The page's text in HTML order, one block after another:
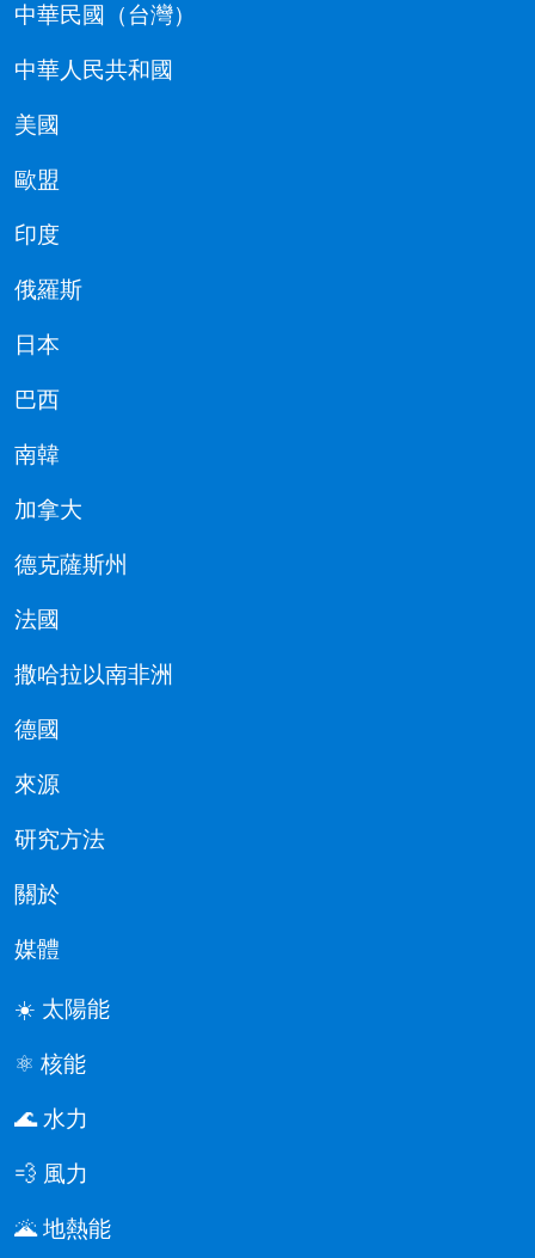
中華民國（台灣）
中華人民共和國
美國
歐盟
印度
俄羅斯
日本
巴西
南韓
加拿大
德克薩斯州
法國
撒哈拉以南非洲
德國
來源
研究方法
關於
媒體
☀️ 太陽能
⚛️ 核能
🌊 水力
💨 風力
🌋 地熱能